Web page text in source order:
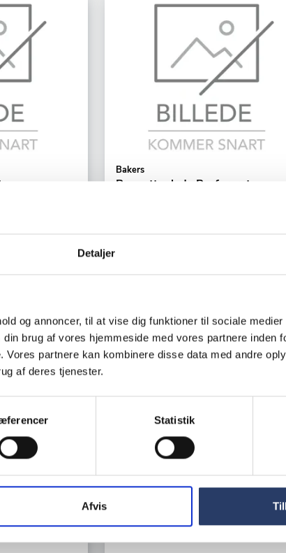
Detaljer
og annoncer, til at vise dig funktioner til sociale
brug af vores hjemmeside med vores partnere inden
Vores partnere kan kombinere disse data med andre
af deres tjenester.
Statistik
Afvis
Fri
I KURV
Bakers
Baguetteplade Perforeret
Grå Glat Aluminium
+50 på lager
LÆG I KURV